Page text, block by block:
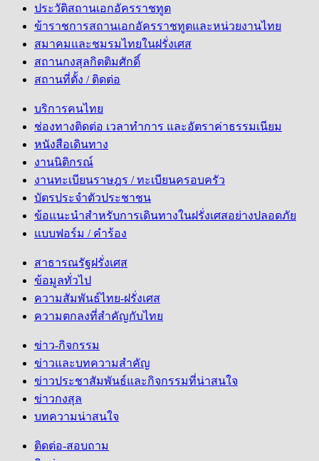
ประวัติสถานเอกอัครราชทูต
ข้าราชการสถานเอกอัครราชทูตและหน่วยงานไทย
สมาคมและชมรมไทยในฝรั่งเศส
สถานกงสุลกิตติมศักดิ์
สถานที่ตั้ง / ติดต่อ
บริการคนไทย
ช่องทางติดต่อ เวลาทำการ และอัตราค่าธรรมเนียม
หนังสือเดินทาง
งานนิติกรณ์
งานทะเบียนราษฎร / ทะเบียนครอบครัว
บัตรประจำตัวประชาชน
ข้อแนะนำสำหรับการเดินทางในฝรั่งเศสอย่างปลอดภัย
แบบฟอร์ม / คำร้อง
สาธารณรัฐฝรั่งเศส
ข้อมูลทั่วไป
ความสัมพันธ์ไทย-ฝรั่งเศส
ความตกลงที่สำคัญกับไทย
ข่าว-กิจกรรม
ข่าวและบทความสำคัญ
ข่าวประชาสัมพันธ์และกิจกรรมที่น่าสนใจ
ข่าวกงสุล
บทความน่าสนใจ
ติดต่อ-สอบถาม